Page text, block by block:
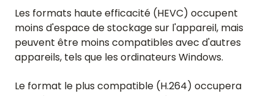
SUPPORT
GUIDES ET FAQ
MOT DE PASSE OUBLIÉ
NOUS CONTACTER
Les formats haute efficacité (HEVC) occupent
moins d'espace de stockage sur l'appareil, mais
peuvent être moins compatibles avec d'autres
appareils, tels que les ordinateurs Windows.
Le format le plus compatible (H.264) occupera